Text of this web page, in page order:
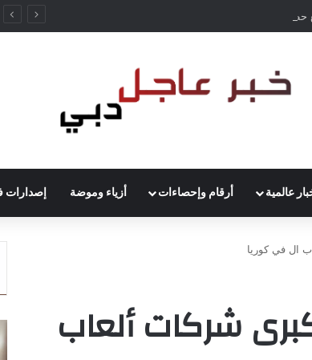
عالمية أرقام وإحصاءات أزياء وموضة إصدارات
ال في كوريا
شركات ألعاب